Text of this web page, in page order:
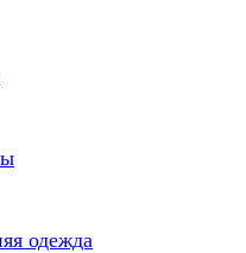
одежда